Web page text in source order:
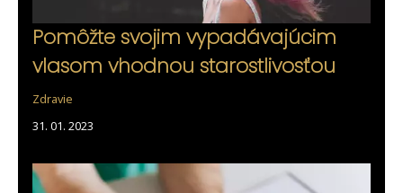
Pomôžte svojim vypadávajúcim
vlasom vhodnou starostlivosťou
Zdravie
31. 01. 2023